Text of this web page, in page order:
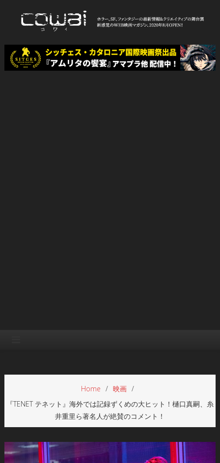
WEB映画マガジン「cowai コ
ワイ」
Home
映画
『TENET テネット』海外では記録ずくめの大ヒット！樋口真嗣、糸
井重里ら著名人が絶賛のコメント！